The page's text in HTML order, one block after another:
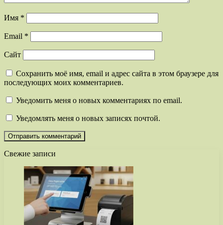
Имя *
Email *
Сайт
Сохранить моё имя, email и адрес сайта в этом браузере для
последующих моих комментариев.
Уведомить меня о новых комментариях по email.
Уведомлять меня о новых записях почтой.
Свежие записи